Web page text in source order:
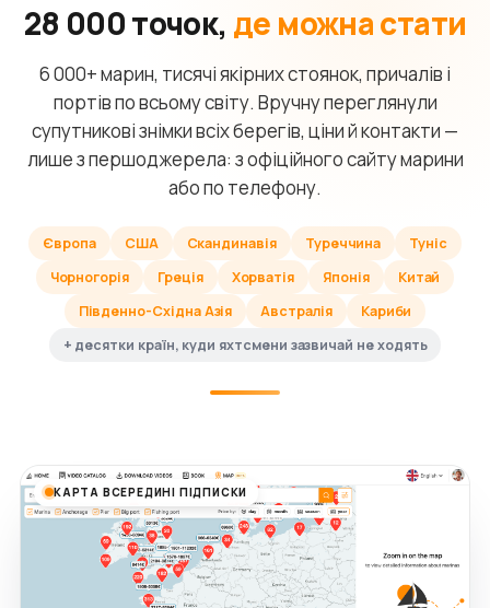
28 000 точок, де можна стати
6 000+ марин, тисячі якірних стоянок, причалів і
портів по всьому світу. Вручну переглянули
супутникові знімки всіх берегів, ціни й контакти —
лише з першоджерела: з офіційного сайту марини
або по телефону.
Європа США Скандинавія Туреччина
Туніс
Чорногорія
Греція Хорватія Японія
Китай
Південно-Східна Азія
Австралія
Кариби
+ десятки країн, куди яхтсмени зазвичай не ходять
КАРТА ВСЕРЕДИНІ ПІДПИСКИ